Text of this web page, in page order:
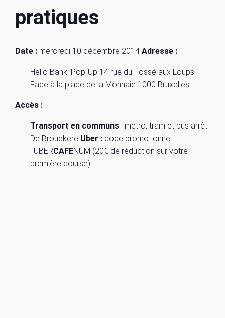
pratiques
Date : mercredi 10 décembre 2014 Adresse :
Hello Bank! Pop-Up 14 rue du Fossé aux Loups
Face à la place de la Monnaie 1000 Bruxelles
Accès :
Transport en communs : metro, tram et bus arrêt
De Brouckere Uber : code promotionnel
: UBERCAFENUM (20€ de réduction sur votre
première course)